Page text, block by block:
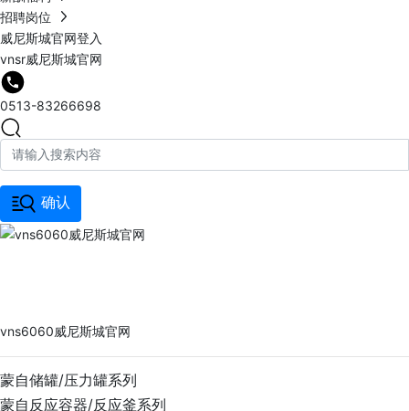
招聘岗位
威尼斯城官网登入
vnsr威尼斯城官网
0513-83266698
确认
vns6060威尼斯城官网
蒙自储罐/压力罐系列
蒙自反应容器/反应釜系列